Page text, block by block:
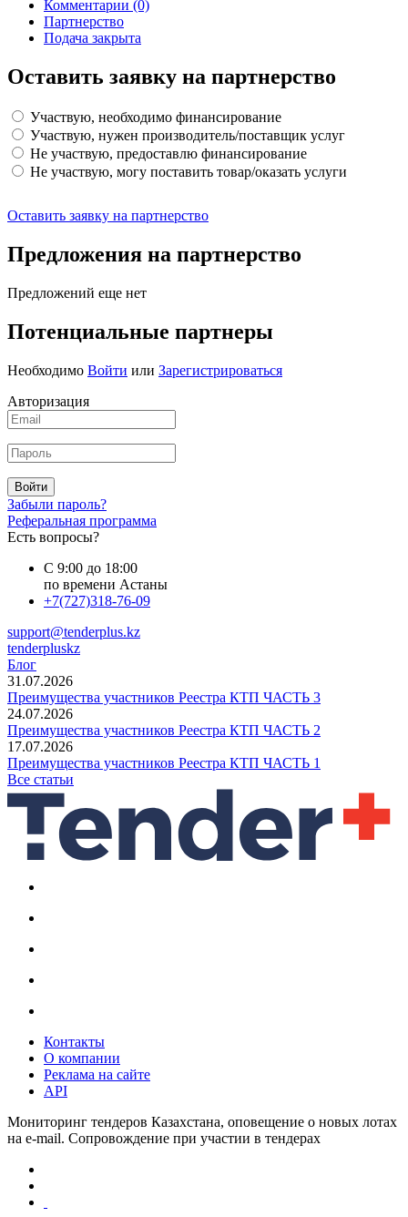
Комментарии (0)
Партнерство
Подача закрыта
Оставить заявку на партнерство
Участвую, необходимо финансирование
Участвую, нужен производитель/поставщик услуг
Не участвую, предоставлю финансирование
Не участвую, могу поставить товар/оказать услуги
Оставить заявку на партнерство
Предложения на партнерство
Предложений еще нет
Потенциальные партнеры
Необходимо Войти или Зарегистрироваться
Авторизация
Войти
Забыли пароль?
Реферальная программа
Есть вопросы?
С 9:00 до 18:00
по времени Астаны
+7(727)318-76-09
support@tenderplus.kz
tenderpluskz
Блог
31.07.2026
Преимущества участников Реестра КТП ЧАСТЬ 3
24.07.2026
Преимущества участников Реестра КТП ЧАСТЬ 2
17.07.2026
Преимущества участников Реестра КТП ЧАСТЬ 1
Все статьи
Контакты
О компании
Реклама на сайте
API
Мониторинг тендеров Казахстана, оповещение о новых лотах
на e-mail. Сопровождение при участии в тендерах